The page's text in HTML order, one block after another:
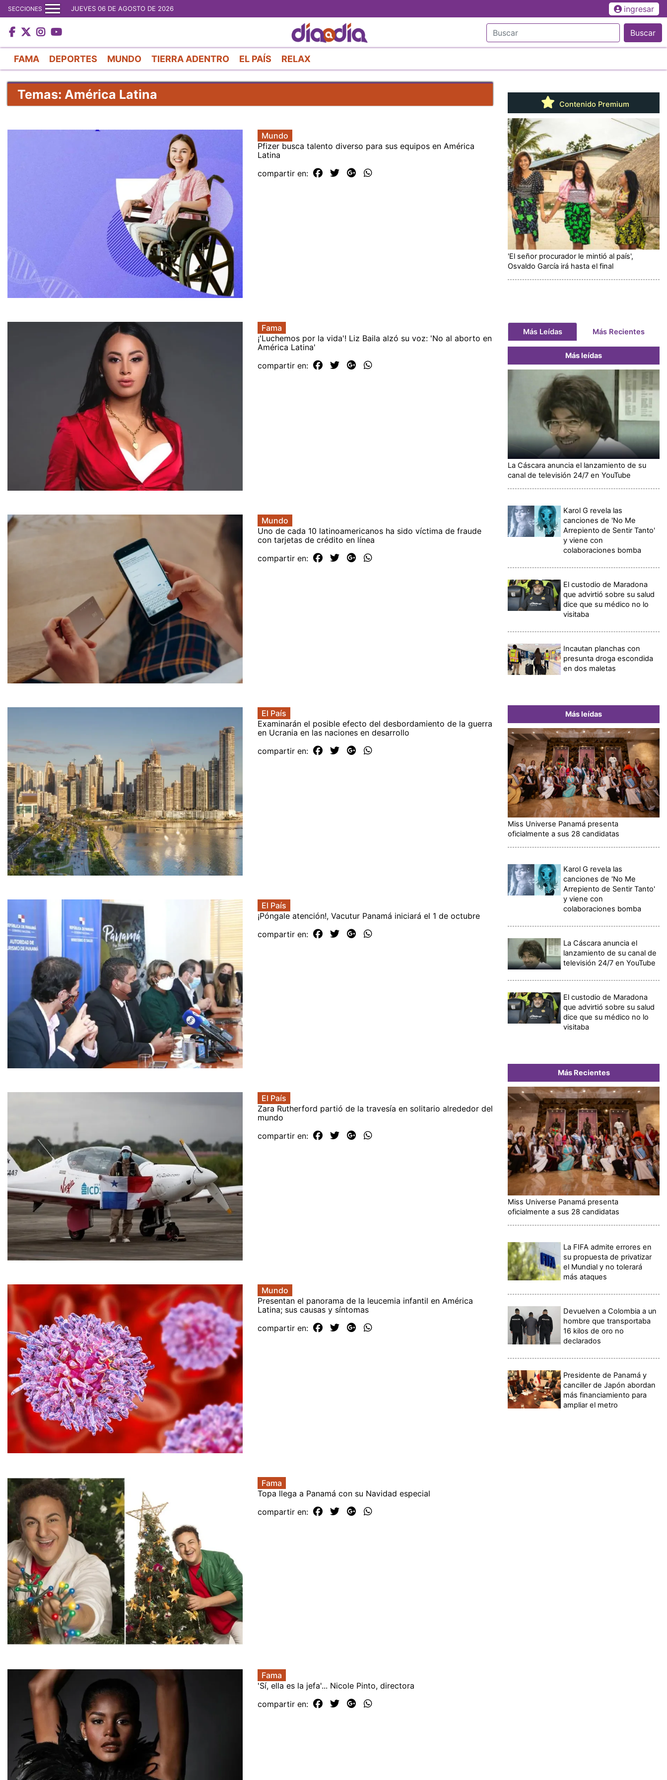
al
contenido
principal
SECCIONES JUEVES 06 DE AGOSTO DE 2026 ingresar
Buscar
FAMA DEPORTES MUNDO TIERRA ADENTRO EL PAÍS RELAX
Temas: América Latina
Mundo
Pfizer busca talento diverso para sus equipos en América
Latina
compartir en:
Fama
¡'Luchemos por la vida'! Liz Baila alzó su voz: 'No al aborto en
América Latina'
compartir en:
Mundo
Uno de cada 10 latinoamericanos ha sido víctima de fraude
con tarjetas de crédito en línea
compartir en:
El País
Examinarán el posible efecto del desbordamiento de la guerra
en Ucrania en las naciones en desarrollo
compartir en:
El País
¡Póngale atención!, Vacutur Panamá iniciará el 1 de octubre
compartir en:
El País
Zara Rutherford partió de la travesía en solitario alrededor del
mundo
compartir en:
Mundo
Presentan el panorama de la leucemia infantil en América
Latina; sus causas y síntomas
compartir en:
Fama
Topa llega a Panamá con su Navidad especial
compartir en:
Fama
'Sí, ella es la jefa'... Nicole Pinto, directora
compartir en:
Contenido Premium
'El señor procurador le mintió al país',
Osvaldo García irá hasta el final
Más Leídas Más Recientes
Más leídas
La Cáscara anuncia el lanzamiento de su
canal de televisión 24/7 en YouTube
Karol G revela las
canciones de 'No Me
Arrepiento de Sentir Tanto'
y viene con
colaboraciones bomba
El custodio de Maradona
que advirtió sobre su salud
dice que su médico no lo
visitaba
Incautan planchas con
presunta droga escondida
en dos maletas
Más leídas
Miss Universe Panamá presenta
oficialmente a sus 28 candidatas
Karol G revela las
canciones de 'No Me
Arrepiento de Sentir Tanto'
y viene con
colaboraciones bomba
La Cáscara anuncia el
lanzamiento de su canal de
televisión 24/7 en YouTube
El custodio de Maradona
que advirtió sobre su salud
dice que su médico no lo
visitaba
Más Recientes
Miss Universe Panamá presenta
oficialmente a sus 28 candidatas
La FIFA admite errores en
su propuesta de privatizar
el Mundial y no tolerará
más ataques
Devuelven a Colombia a un
hombre que transportaba
16 kilos de oro no
declarados
Presidente de Panamá y
canciller de Japón abordan
más financiamiento para
ampliar el metro